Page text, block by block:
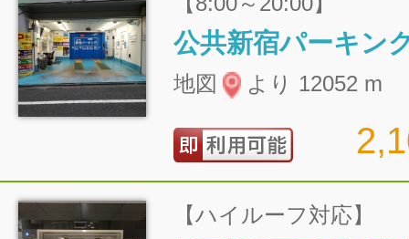
公共新宿パーキン
地図 より 12052 m
【ハイルーフ対応】